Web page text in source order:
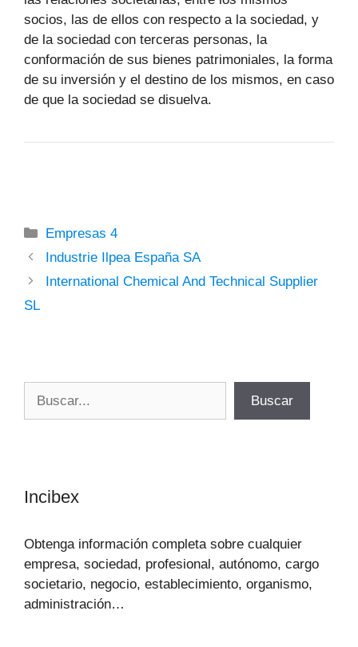
socios, las de ellos con respecto a la sociedad, y
de la sociedad con terceras personas, la
conformación de sus bienes patrimoniales, la forma
de su inversión y el destino de los mismos, en caso
de que la sociedad se disuelva.
Categorías
Empresas 4
Industrie Ilpea España SA
International Chemical And Technical Supplier
SL
Buscar
Incibex
Obtenga información completa sobre cualquier
empresa, sociedad, profesional, autónomo, cargo
societario, negocio, establecimiento, organismo,
administración…